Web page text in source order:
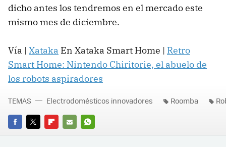
dicho antes los tendremos en el mercado este
mismo mes de diciembre.
Vía | Xataka En Xataka Smart Home | Retro
Smart Home: Nintendo Chiritorie, el abuelo de
los robots aspiradores
FACEBOOK
TWITTERFLIPBOARD
E-
WHATSAPP
TEMAS Electrodomésticos innovadores Roomba